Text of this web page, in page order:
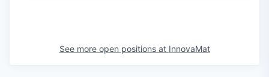
See more open positions at InnovaMat